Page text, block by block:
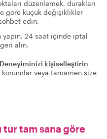
düzenlemek, durakları
göre küçük değişiklikler
edin.
yapın. 24 saat içinde iptal
alın.
Deneyiminizi kişiselleştirin
veya tamamen size
tur tam sana göre